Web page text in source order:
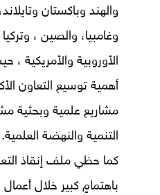
والهند وباكستان
وغامبيا، والصين ،
الأوروبية والأمريكية ،
أهمية توسيع التعاون
مشاريع علمية وبحثية
التنمية والنهضة العلمية.
كما حظي ملف إنقاذ
باهتمامٍ كبير خلال أعمال